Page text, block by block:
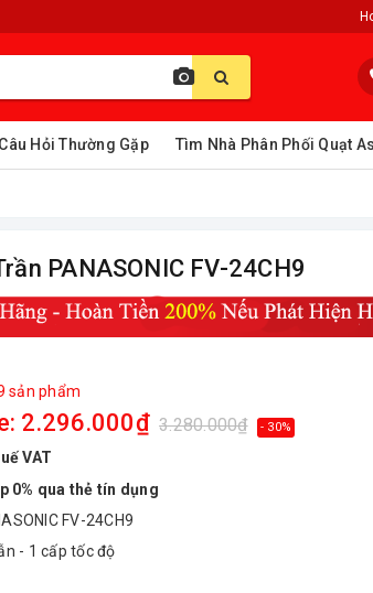
Câu Hỏi Thường Gặp Tìm Nhà Phân Phối Quạt
PANASONIC FV-24CH9
sản phẩm
2.296.000₫ 3.280.000₫ - 30%
VAT
0% qua thẻ tín dụng
FV-24CH9
- 1 cấp tốc độ